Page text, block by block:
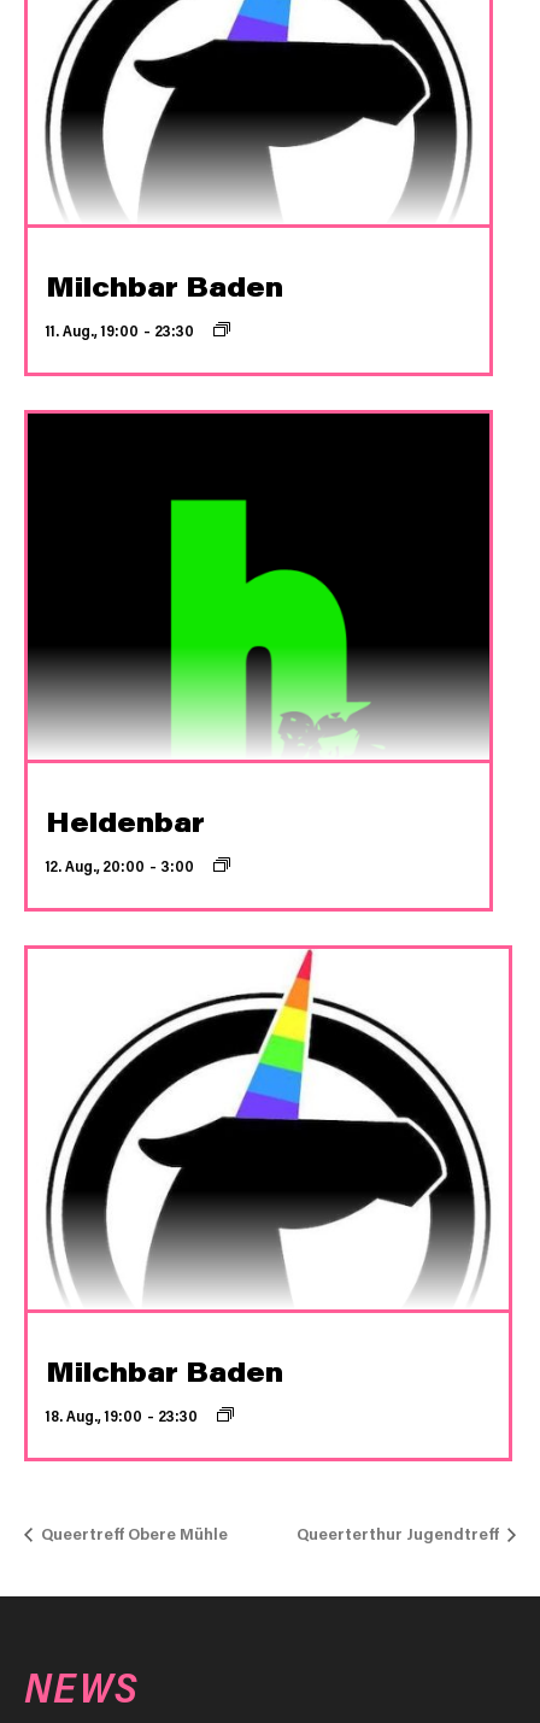
Milchbar Baden
11. Aug., 19:00 – 23:30
Heldenbar
12. Aug., 20:00 – 3:00
Milchbar Baden
18. Aug., 19:00 – 23:30
Queertreff Obere Mühle Queerterthur Jugendtreff
NEWS